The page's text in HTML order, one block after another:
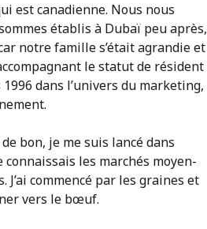
est canadienne. Nous nous
établis à Dubaï peu après,
notre famille s’était agrandie et
le statut de résident
dans l’univers du marketing,
bon, je me suis lancé dans
les marchés moyen-
commencé par les graines et
vers le bœuf.